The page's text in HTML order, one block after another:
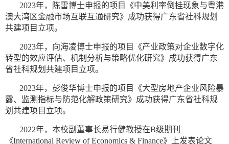
2023年，陈雷博士申报的项目《中美利率倒挂现象与粤港
澳大湾区金融市场互联互通研究》成功获得广东省社科规划
共建项目立项。
2023年，向海凌博士申报的项目《产业政策对企业数字化
转型的效应评估、机制分析与策略优化研究》成功获得广东
省社科规划共建项目立项。
2023年，彭俊华博士申报的项目《大型房地产企业风险暴
露、监测指标与防范化解政策研究》成功获得广东省社科规
划共建项目立项。
2022年，本校副董事长易行健教授在B级期刊
《International Review of Economics & Finance》上发表论文